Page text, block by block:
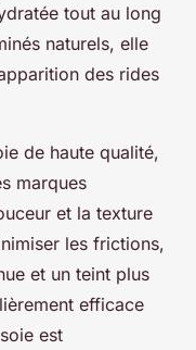
tout au long
naturels, elle
des rides
de haute qualité,
marques
et la texture
les frictions,
et un teint plus
efficace
est